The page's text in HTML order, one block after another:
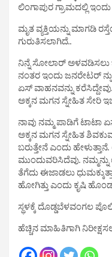
ಲಿಂಗಾಪುರ ಗ್ರಾಮದಲ್ಲಿ
ಮೃತ ವ್ಯಕ್ತಿಯನ್ನು ಮಾಗಡಿ
ಗುರುತಿಸಲಾಗಿದೆ..
ನಿನ್ನೆ ಸೋಲಾರ್ ಅಳವಡಿಸಲು
ನಂತರ ಇಂದು ಜನರೇಟರ್
ಏಸ್ ವಾಹನವನ್ನು
ಅಕ್ಕನ‌ ಮಗನ ಸ್ನೇಹಿತ ಸೇರಿ
ನಾವು ನಮ್ಮ ಪಾಡಿಗೆ ಟಾಟಾ
ಅಕ್ಕನ ಮಗನ ಸ್ನೇಹಿತ
ಬರುತ್ತೇನೆ ಎಂದು
ಮುಂದುವರಿಸಿದೆವು.
ತೆಗೆದು ಈಜಾಡಲು
ಹೋಗಿತ್ತು ಎಂದು ಕೃಷಿ
ಸ್ಥಳಕ್ಕೆ ದೊಡ್ಡಬೆಳವಂಗಲ
ಹೆಚ್ಚಿನ ಮಾಹಿತಿಗಾಗಿ